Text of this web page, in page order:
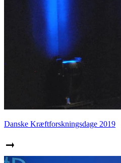
Danske Kræftforskningsdage 2019